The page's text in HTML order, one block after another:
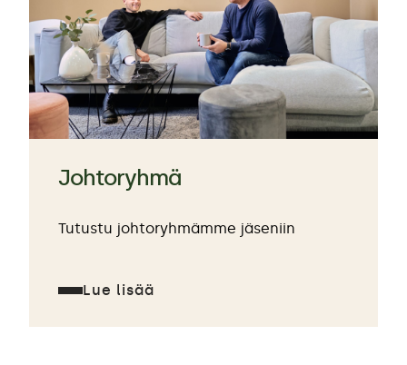
Johtoryhmä
Tutustu johtoryhmämme jäseniin
Lue lisää